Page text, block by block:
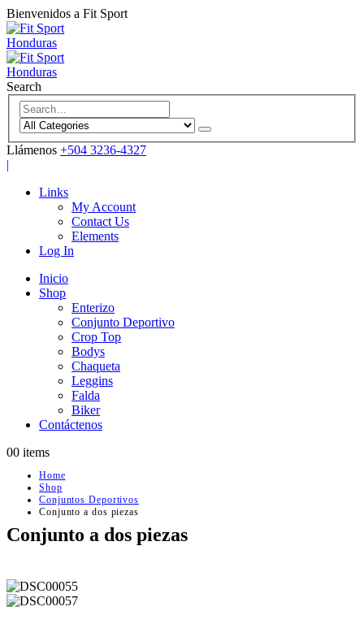
Bienvenidos a Fit Sport
Search
Llámenos +504 3236-4327
|
Links
My Account
Contact Us
Elements
Log In
Inicio
Shop
Enterizo
Conjunto Deportivo
Crop Top
Bodys
Chaqueta
Leggins
Falda
Biker
Contáctenos
00 items
Home
Shop
Conjuntos Deportivos
Conjunto a dos piezas
Conjunto a dos piezas